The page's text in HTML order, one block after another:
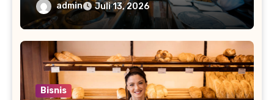
admin Juli 13, 2026
Bisnis